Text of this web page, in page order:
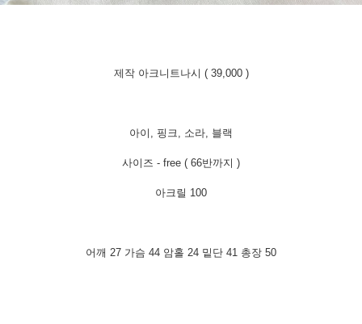
제작 아크니트나시 ( 39,000 )
아이, 핑크, 소라, 블랙
사이즈 - free ( 66반까지 )
아크릴 100
어깨 27 가슴 44 암홀 24 밑단 41 총장 50